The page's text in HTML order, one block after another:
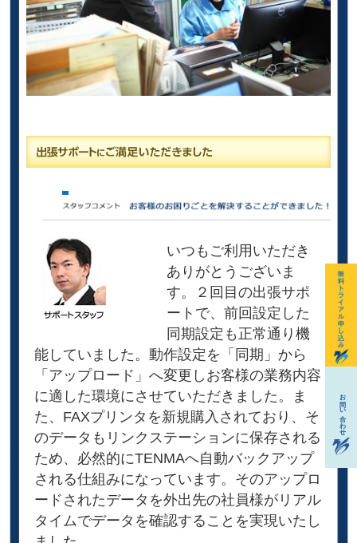
いつもご利用いただき
ありがとうございま
す。２回目の出張サポ
ートで、前回設定した
同期設定も正常通り機
能していました。動作設定を「同期」から
「アップロード」へ変更しお客様の業務内容
に適した環境にさせていただきました。ま
た、FAXプリンタを新規購入されており、そ
のデータもリンクステーションに保存される
ため、必然的にTENMAへ自動バックアップ
される仕組みになっています。そのアップロ
ードされたデータを外出先の社員様がリアル
タイムでデータを確認することを実現いたし